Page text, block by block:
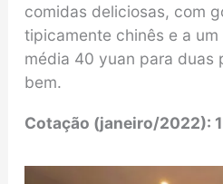
comidas deliciosas, com
tipicamente chinês e a
média 40 yuan para duas
bem.
Cotação (janeiro/2022):